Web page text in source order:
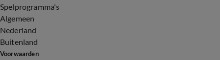
Spelprogramma's
Algemeen
Nederland
Buitenland
Voorwaarden